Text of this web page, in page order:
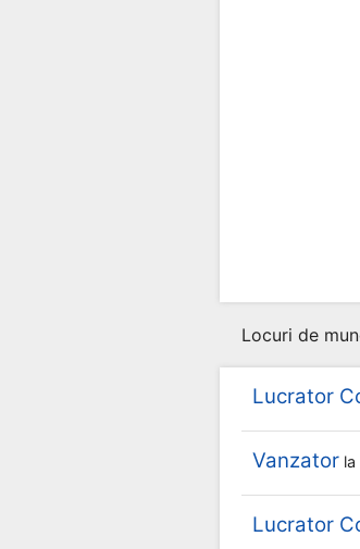
Locuri de
Lucrator
Vanzator la
Lucrator